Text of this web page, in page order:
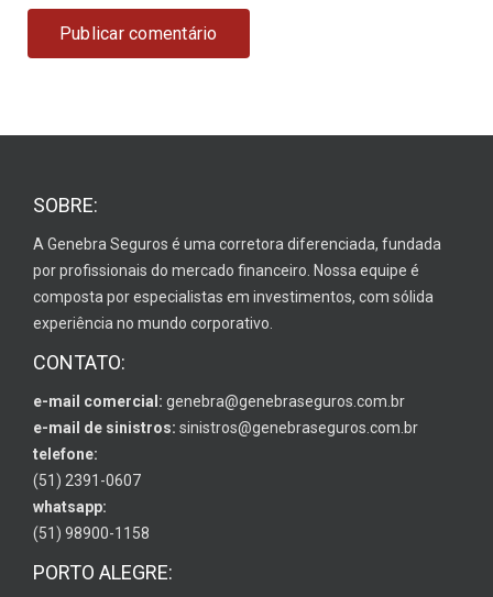
SOBRE:
A Genebra Seguros é uma corretora diferenciada, fundada
por profissionais do mercado financeiro. Nossa equipe é
composta por especialistas em investimentos, com sólida
experiência no mundo corporativo.
CONTATO:
e-mail comercial: genebra@genebraseguros.com.br
e-mail de sinistros: sinistros@genebraseguros.com.br
telefone:
(51) 2391-0607
whatsapp:
(51) 98900-1158
PORTO ALEGRE: